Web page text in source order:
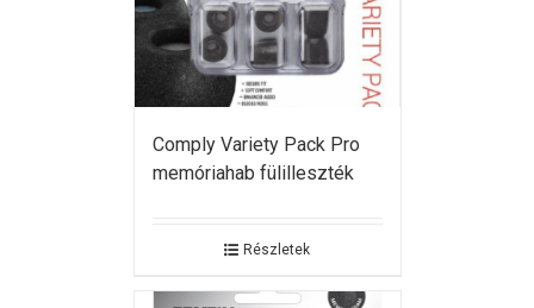
Comply Variety Pack Pro
memóriahab fülilleszték
Részletek